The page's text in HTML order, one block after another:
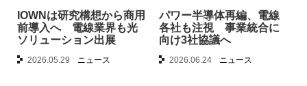
IOWNは研究構想から商用
前導入へ 電線業界も光
ソリューション出展
2026.05.29 ニュース
パワー半導体再編、電線
各社も注視 事業統合に
向け3社協議へ
2026.06.24 ニュース